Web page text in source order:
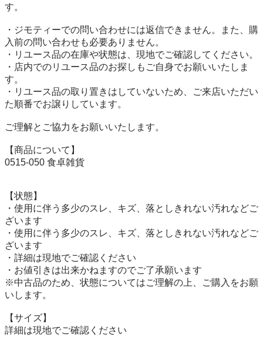
す。
・ジモティーでの問い合わせには返信できません。また、購
入前の問い合わせも必要ありません。
・リユース品の在庫や状態は、現地でご確認してください。
・店内でのリユース品のお探しもご自身でお願いいたしま
す。
・リユース品の取り置きはしていないため、ご来店いただい
た順番でお譲りしています。
ご理解とご協力をお願いいたします。
【商品について】
0515-050 食卓雑貨
【状態】
・使用に伴う多少のスレ、キズ、落としきれない汚れなどご
ざいます
・使用に伴う多少のスレ、キズ、落としきれない汚れなどご
ざいます
・詳細は現地でご確認ください
・お値引きは出来かねますのでご了承願います
※中古品のため、状態についてはご理解の上、ご購入をお願
いします。
【サイズ】
詳細は現地でご確認ください